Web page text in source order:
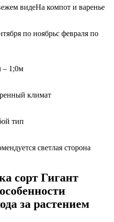
видеНа компот и варенье
по ноябрьс февраля по
– 1;0м
климат
тип
светлая сторона
сорт Гигант
за растением